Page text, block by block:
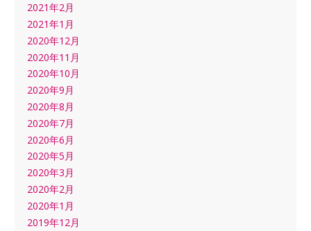
2021年2月
2021年1月
2020年12月
2020年11月
2020年10月
2020年9月
2020年8月
2020年7月
2020年6月
2020年5月
2020年3月
2020年2月
2020年1月
2019年12月